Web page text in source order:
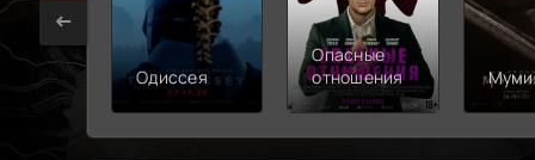
Одиссея
Опасные
отношения